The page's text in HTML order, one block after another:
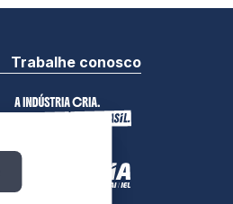
Trabalhe conosco